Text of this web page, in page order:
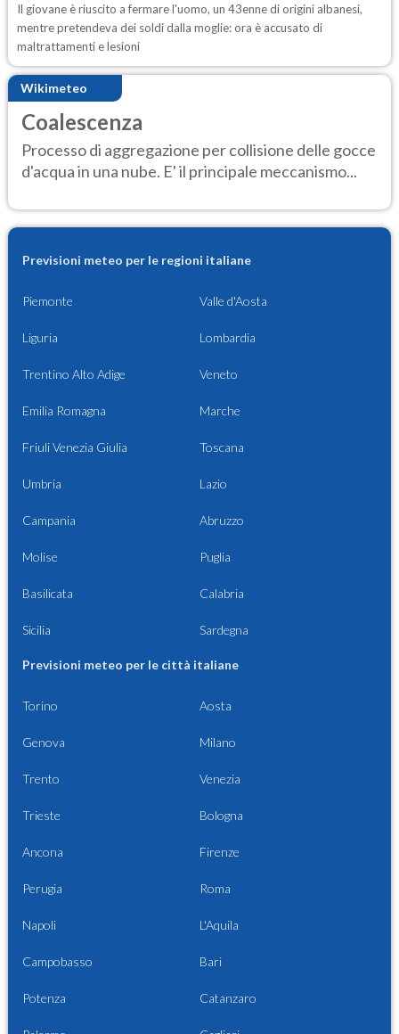
Il giovane è riuscito a fermare l'uomo, un 43enne di origini albanesi,
mentre pretendeva dei soldi dalla moglie: ora è accusato di
maltrattamenti e lesioni
Wikimeteo
Coalescenza
Processo di aggregazione per collisione delle gocce
d'acqua in una nube. E' il principale meccanismo...
Previsioni meteo per le regioni italiane
Piemonte Valle d'Aosta
Liguria Lombardia
Trentino Alto Adige Veneto
Emilia Romagna Marche
Friuli Venezia Giulia Toscana
Umbria Lazio
Campania Abruzzo
Molise Puglia
Basilicata Calabria
Sicilia Sardegna
Previsioni meteo per le città italiane
Torino Aosta
Genova Milano
Trento Venezia
Trieste Bologna
Ancona Firenze
Perugia Roma
Napoli L'Aquila
Campobasso Bari
Potenza Catanzaro